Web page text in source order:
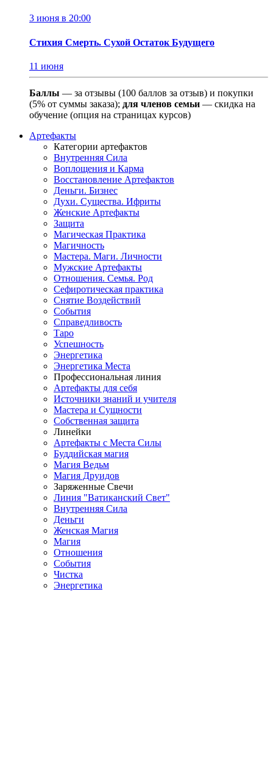
3 июня в 20:00
Стихия Смерть. Сухой Остаток Будущего
11 июня
Баллы — за отзывы (100 баллов за отзыв) и покупки
(5% от суммы заказа); для членов семьи — скидка на
обучение (опция на страницах курсов)
Артефакты
Категории артефактов
Внутренняя Сила
Воплощения и Карма
Восстановление Артефактов
Деньги. Бизнес
Духи. Существа. Ифриты
Женские Артефакты
Защита
Магическая Практика
Магичность
Мастера. Маги. Личности
Мужские Артефакты
Отношения. Семья. Род
Сефиротическая практика
Снятие Воздействий
События
Справедливость
Таро
Успешность
Энергетика
Энергетика Места
Профессиональная линия
Артефакты для себя
Источники знаний и учителя
Мастера и Сущности
Собственная защита
Линейки
Артефакты с Места Силы
Буддийская магия
Магия Ведьм
Магия Друидов
Заряженные Свечи
Линия "Ватиканский Свет"
Внутренняя Сила
Деньги
Женская Магия
Магия
Отношения
События
Чистка
Энергетика